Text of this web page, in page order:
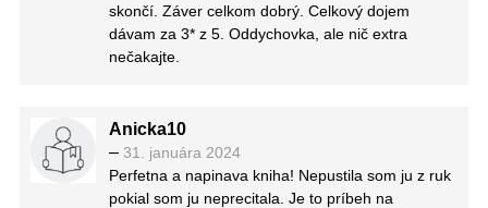
skončí. Záver celkom dobrý. Celkový dojem
dávam za 3* z 5. Oddychovka, ale nič extra
nečakajte.
Anicka10
– 31. januára 2024
Perfetna a napinava kniha! Nepustila som ju z ruk
pokial som ju neprecitala. Je to príbeh na